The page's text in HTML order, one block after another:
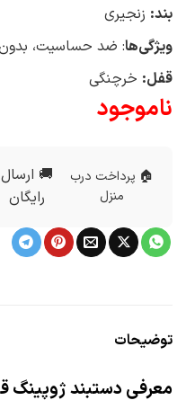
بند: زنجیری
ویژگی‌ها: ضد حساسیت، بدون
قفل: خرچنگی
ناموجود
🏠 پرداخت درب
منزل
🚚 ارسال
رایگان
توضیحات
معرفی دستبند ژوپینگ